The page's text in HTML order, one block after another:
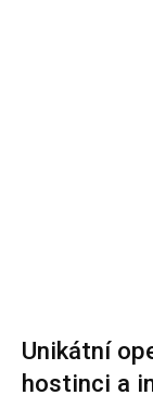
Unikátní
hostinci a